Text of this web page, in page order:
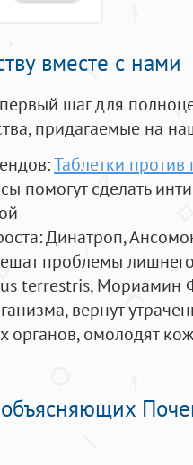
вместе с нами
шаг для
придагаемые на
Таблетки
помогут сделать
: Динатроп,
проблемы
terrestris, Мориамин
вернут
органов, омолодят